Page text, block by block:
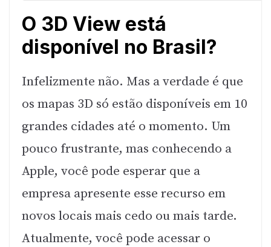
O 3D View está
disponível no Brasil?
Infelizmente não. Mas a verdade é que
os mapas 3D só estão disponíveis em 10
grandes cidades até o momento. Um
pouco frustrante, mas conhecendo a
Apple, você pode esperar que a
empresa apresente esse recurso em
novos locais mais cedo ou mais tarde.
Atualmente, você pode acessar o